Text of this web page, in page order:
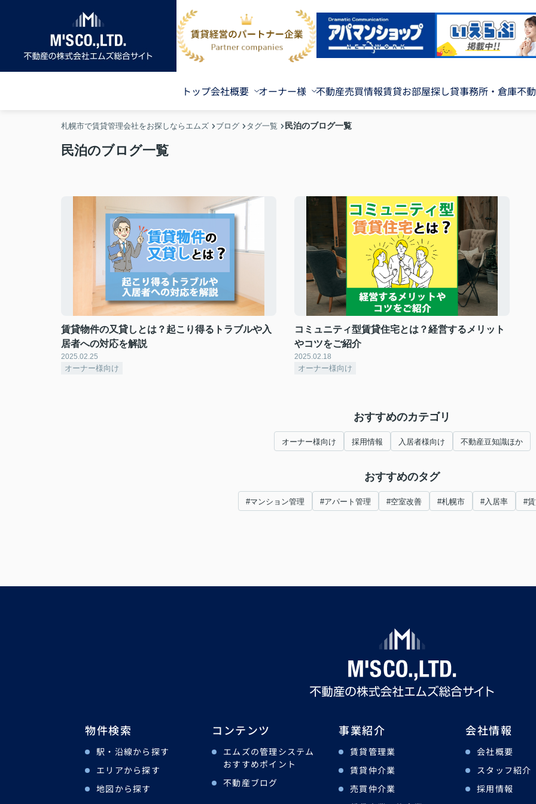
トップ会社概要 オーナー様 不動産売買情報賃貸お部屋探し貸事務所・倉庫不
札幌市で賃貸管理会社をお探しならエムズ ブログ タグ一覧 民泊のブログ一覧
民泊のブログ一覧
賃貸物件の又貸しとは？起こり得るトラブルや入
居者への対応を解説
2025.02.25
オーナー様向け
コミュニティ型賃貸住宅とは？経営するメリット
やコツをご紹介
2025.02.18
オーナー様向け
おすすめのカテゴリ
オーナー様向け 採用情報 入居者様向け 不動産豆知識ほか
おすすめのタグ
#マンション管理 #アパート管理 #空室改善 #札幌市 #入居率 #
物件検索
駅・沿線から探す
エリアから探す
地図から探す
コンテンツ
エムズの管理システム
おすすめポイント
不動産ブログ
事業紹介
賃貸管理業
賃貸仲介業
売買仲介業
会社情報
会社概要
スタッフ紹介
採用情報